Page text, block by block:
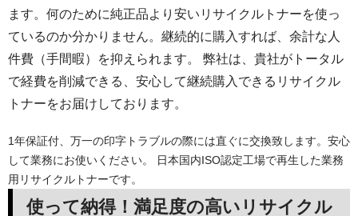
ます。何のために純正品より安いリサイクルトナーを使っ
ているのか分かりません。継続的に購入すれば、余計な人
件費（手間暇）を抑えられます。 弊社は、貴社がトータル
で経費を削減できる、安心して継続購入できるリサイクル
トナーをお届けしております。
1年保証付、万一の印字トラブルの際には直ぐに交換致します。安心
して業務にお使いください。 日本国内ISO認定工場で再生した業務
用リサイクルトナーです。
使って納得！満足度の高いリサイクル